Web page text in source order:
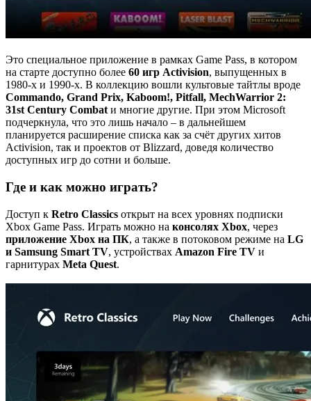
Это специальное приложение в рамках Game Pass, в котором
на старте доступно более 60 игр Activision, выпущенных в
1980-х и 1990-х. В коллекцию вошли культовые тайтлы вроде
Commando, Grand Prix, Kaboom!, Pitfall, MechWarrior 2:
31st Century Combat и многие другие. При этом Microsoft
подчеркнула, что это лишь начало – в дальнейшем
планируется расширение списка как за счёт других хитов
Activision, так и проектов от Blizzard, доведя количество
доступных игр до сотни и больше.
Где и как можно играть?
Доступ к Retro Classics открыт на всех уровнях подписки
Xbox Game Pass. Играть можно на консолях Xbox, через
приложение Xbox на ПК, а также в потоковом режиме на LG
и Samsung Smart TV, устройствах Amazon Fire TV и
гарнитурах Meta Quest.